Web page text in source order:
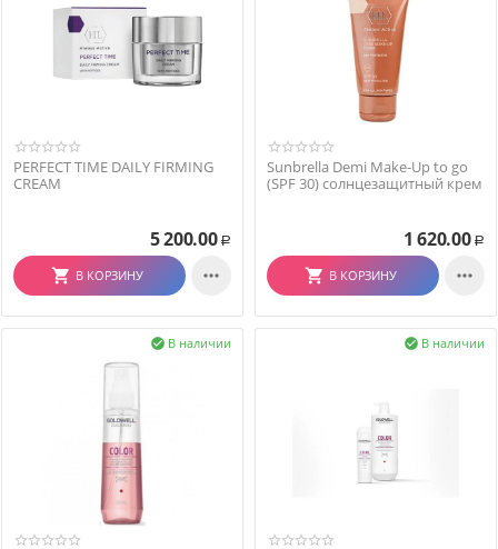
PERFECT TIME DAILY FIRMING
CREAM
5 200.00 Р
В КОРЗИНУ 
Sunbrella Demi Make-Up to go
(SPF 30) солнцезащитный крем
1 620.00 Р
В КОРЗИНУ 
В наличии
 В наличии
